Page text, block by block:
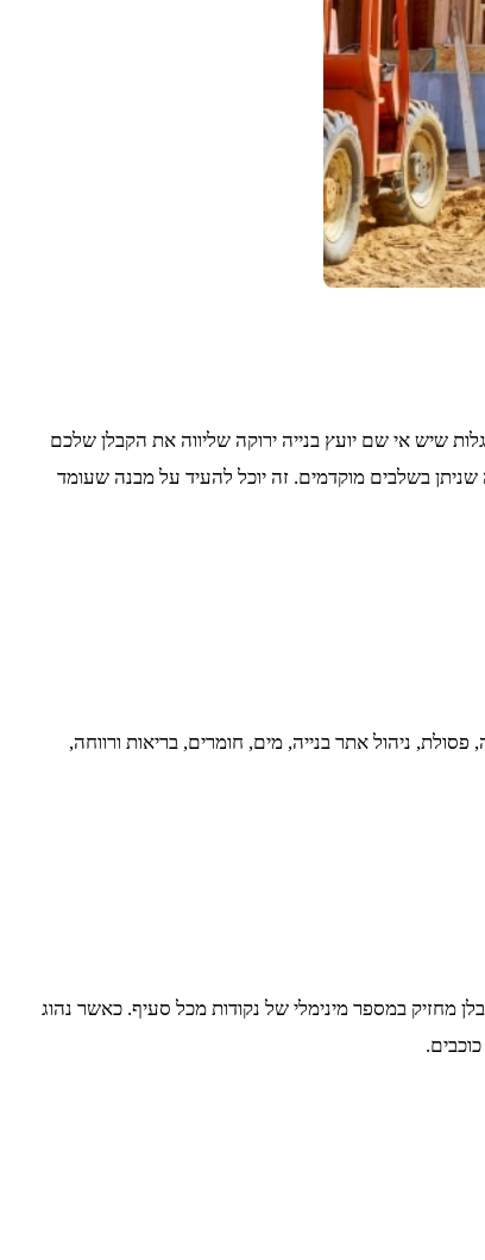
שיש אי שם יועץ בנייה ירוקה שליווה את הקבלן שלכם
בשלבים מוקדמים. זה יוכל להעיד על מבנה שעומד
שתכירו מראש את 9 נושאי התכנון הבאים: חדשנות, תחבורה, פסולת, ניהול אתר בנייה, מים, חומרים, בריאות ורווחה,
מחזיק במספר מינימלי של נקודות מכל סעיף. כאשר נהוג